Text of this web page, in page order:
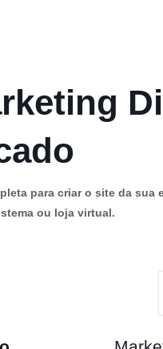
para criar o site da sua
ou loja virtual.